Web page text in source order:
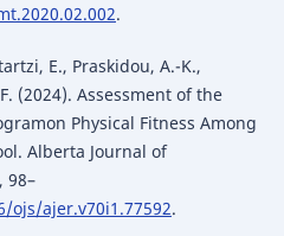
.
E., Praskidou, A.-K.,
(2024). Assessment of the
Physical Fitness Among
Alberta Journal of
98–
ojs/ajer.v70i1.77592.